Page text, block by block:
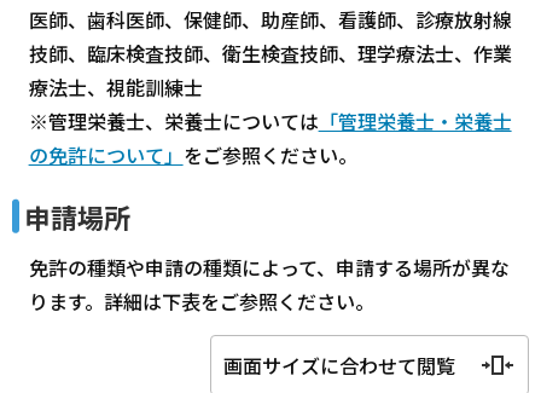
医師、歯科医師、保健師、助産師、看護師、診療放射線
技師、臨床検査技師、衛生検査技師、理学療法士、作業
療法士、視能訓練士
※管理栄養士、栄養士については 「管理栄養士・栄養士
の免許について」 をご参照ください。
申請場所
免許の種類や申請の種類によって、申請する場所が異な
ります。詳細は下表をご参照ください。
画面サイズに合わせて閲覧